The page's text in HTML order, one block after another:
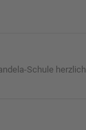
Schule